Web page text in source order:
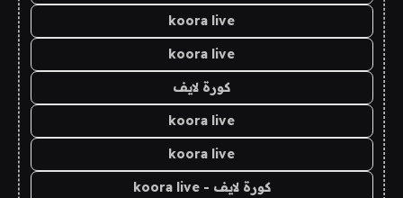
koora live
koora live
كورة لايف
koora live
koora live
كورة لايف - koora live